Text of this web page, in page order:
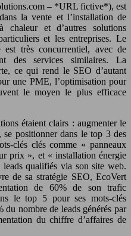
– *URL fictive*), est
la vente et l’installation de
chaleur et d’autres solutions
et les entreprises. Le
est très concurrentiel, avec de
des services similaires. La
ce qui rend le SEO d’autant
une PME, l’optimisation pour
le moyen le plus efficace
étaient clairs : augmenter le
positionner dans le top 3 des
clés clés comme « panneaux
prix », et « installation énergie
qualifiés via son site web.
de sa stratégie SEO, EcoVert
de 60% de son trafic
le top 5 pour ses mots-clés
du nombre de leads générés par
du chiffre d’affaires de